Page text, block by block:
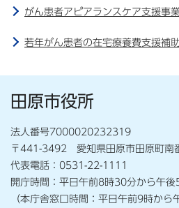
がん患者アピアランスケア支援事
若年がん患者の在宅療養費支援補
田原市役所
法人番号7000020232319
〒441-3492 愛知県田原市田原町南
代表電話：0531-22-1111
開庁時間：平日午前8時30分から午
（本庁舎窓口時間：平日午前9時から